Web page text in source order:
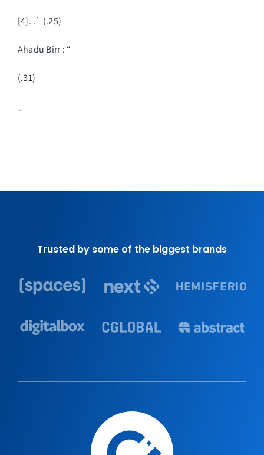
[4]. .` (.25)
Ahadu Birr : “
(.31)
Trusted by some of the biggest brands